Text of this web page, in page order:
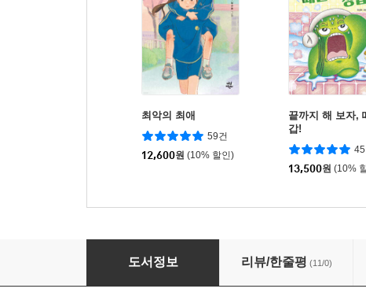
최악의 최애
59건
12,600원 (10% 할인)
끝까지 해 보자,
갑!
45
13,500원 (10%
라키비움J 12호: 그림책은 어린이
도서정보 리뷰/한줄평 (11/0)